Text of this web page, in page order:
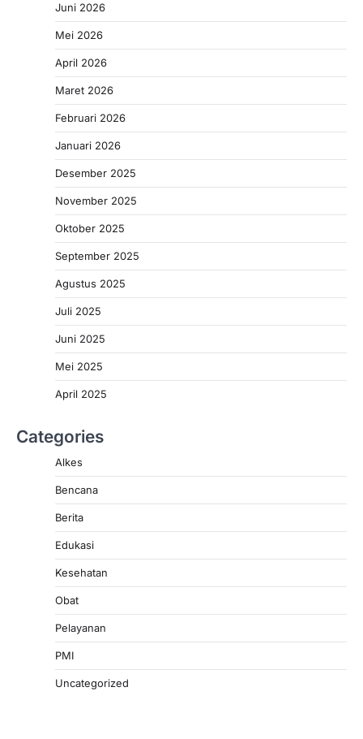
Juni 2026
Mei 2026
April 2026
Maret 2026
Februari 2026
Januari 2026
Desember 2025
November 2025
Oktober 2025
September 2025
Agustus 2025
Juli 2025
Juni 2025
Mei 2025
April 2025
Categories
Alkes
Bencana
Berita
Edukasi
Kesehatan
Obat
Pelayanan
PMI
Uncategorized